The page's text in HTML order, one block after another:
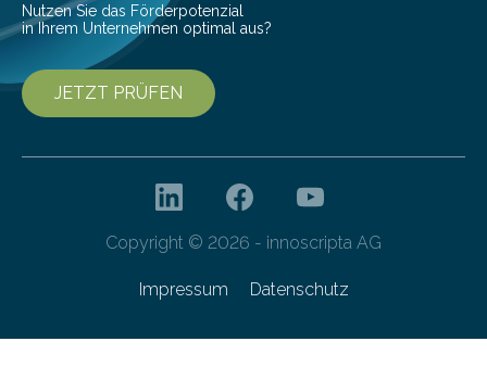
Nutzen Sie das Förderpotenzial
in Ihrem Unternehmen optimal aus?
JETZT PRÜFEN
Copyright © 2026 - innoscripta AG
Impressum Datenschutz